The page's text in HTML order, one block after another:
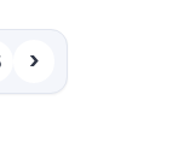
Înainte
›